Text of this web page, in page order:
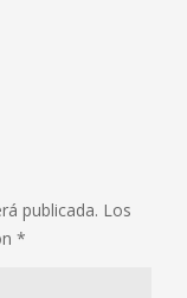
publicada. Los
*